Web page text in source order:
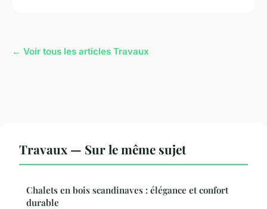
← Voir tous les articles Travaux
Travaux — Sur le même sujet
Chalets en bois scandinaves : élégance et confort
durable